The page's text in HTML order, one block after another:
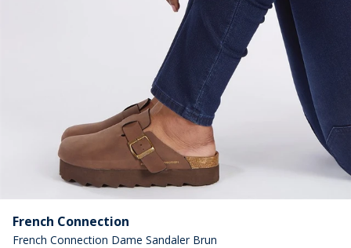
French Connection
French Connection Dame Sandaler Brun